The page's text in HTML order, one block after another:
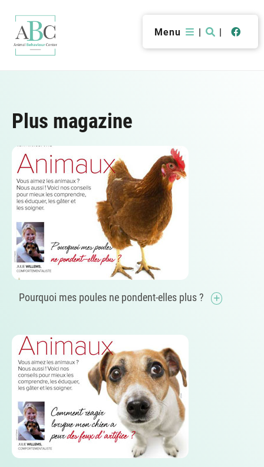
Menu | |
Plus magazine
Pourquoi mes poules ne pondent-elles plus ?